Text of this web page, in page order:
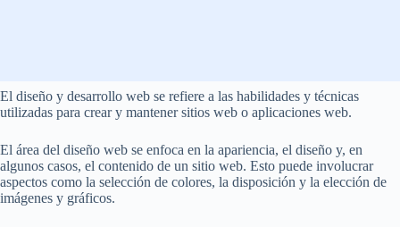
El diseño y desarrollo web se refiere a las habilidades y técnicas
utilizadas para crear y mantener sitios web o aplicaciones web.
El área del diseño web se enfoca en la apariencia, el diseño y, en
algunos casos, el contenido de un sitio web. Esto puede involucrar
aspectos como la selección de colores, la disposición y la elección de
imágenes y gráficos.